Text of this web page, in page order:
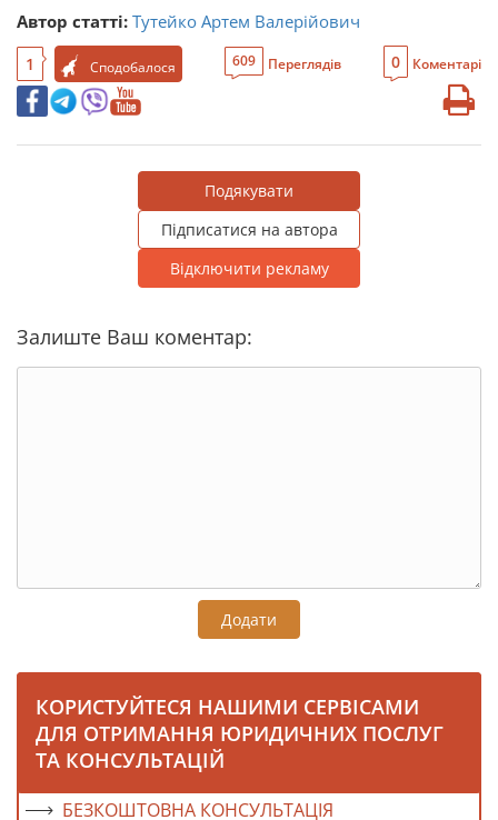
Автор статті: Тутейко Артем Валерійович
1 Сподобалося 609 Переглядів 0 Коментарі
Подякувати
Підписатися на автора
Відключити рекламу
Залиште Ваш коментар:
Додати
КОРИСТУЙТЕСЯ НАШИМИ СЕРВІСАМИ
ДЛЯ ОТРИМАННЯ ЮРИДИЧНИХ ПОСЛУГ
ТА КОНСУЛЬТАЦІЙ
БЕЗКОШТОВНА КОНСУЛЬТАЦІЯ